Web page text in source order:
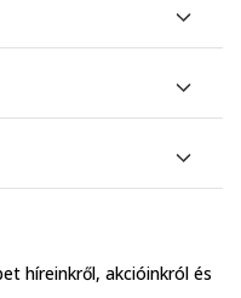
híreinkről, akcióinkról és